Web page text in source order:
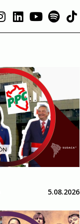
5.08.2026